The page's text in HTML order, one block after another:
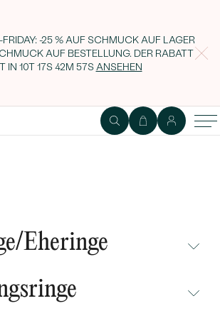
-25 % AUF SCHMUCK AUF LAGER
AUF BESTELLUNG. DER RABATT
IN 10T 17S 42M 56SANSEHEN
Eheringe
Modu